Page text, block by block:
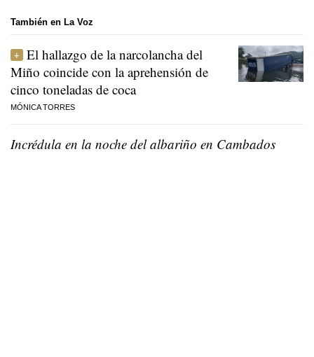
También en La Voz
El hallazgo de la narcolancha del
Miño coincide con la aprehensión de
cinco toneladas de coca
MÓNICA TORRES
Incrédula en la noche del albariño en Cambados